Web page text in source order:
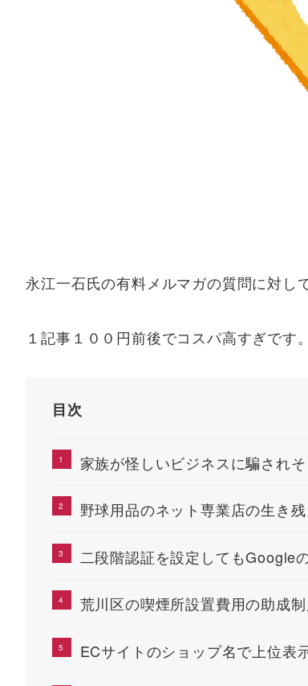
永江一石氏の有料メルマガの質問に対し
１記事１００円前後でコスパ高すぎです
目次
家族が怪しいビジネスに騙され
野球用品のネット専業店の生き
二段階認証を設定してもGoogle
荒川区の喫煙所設置費用の助成
ECサイトのショップ名で上位表